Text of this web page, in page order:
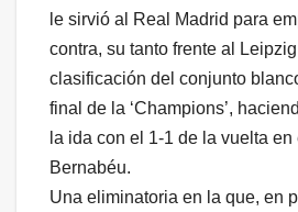
le sirvió al Real Madrid para
contra, su tanto frente al
clasificación del conjunto
final de la ‘Champions’,
la ida con el 1-1 de la vuelta
Bernabéu.
Una eliminatoria en la que, en